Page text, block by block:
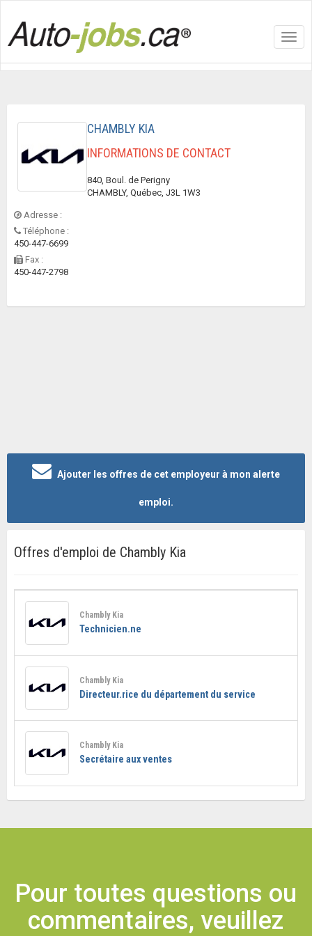
CHAMBLY KIA
INFORMATIONS DE CONTACT
Adresse :
840, Boul. de Perigny
CHAMBLY, Québec, J3L 1W3
Téléphone :
450-447-6699
Fax :
450-447-2798
Ajouter les offres de cet employeur à mon alerte
emploi.
Offres d'emploi de Chambly Kia
Chambly Kia
Technicien.ne
Chambly Kia
Directeur.rice du département du service
Chambly Kia
Secrétaire aux ventes
Pour toutes questions ou
commentaires, veuillez